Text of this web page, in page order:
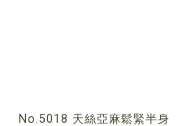
No.5018 天絲亞麻鬆緊半身